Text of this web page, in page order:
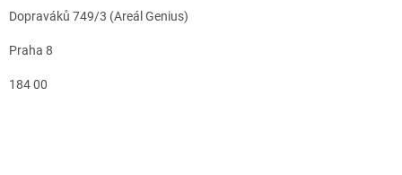
Dopraváků 749/3 (Areál Genius)
Praha 8
184 00